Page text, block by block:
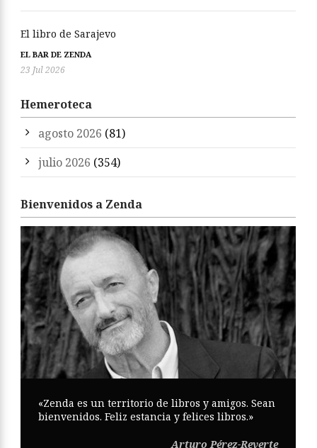
El libro de Sarajevo
EL BAR DE ZENDA
23 Jul 2026
Hemeroteca
agosto 2026 (81)
julio 2026 (354)
Bienvenidos a Zenda
«Zenda es un territorio de libros y amigos. Sean
bienvenidos. Feliz estancia y felices libros.»
Arturo Pérez-Reverte